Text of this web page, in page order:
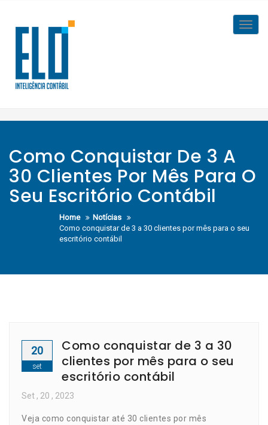
content
Como Conquistar De 3 A
30 Clientes Por Mês Para O
Seu Escritório Contábil
Home
Notícias
Como conquistar de 3 a 30 clientes por mês para o seu
escritório contábil
20
set
Como conquistar de 3 a 30
clientes por mês para o seu
escritório contábil
Set , 20 , 2023
Veja como conquistar até 30 clientes por mês